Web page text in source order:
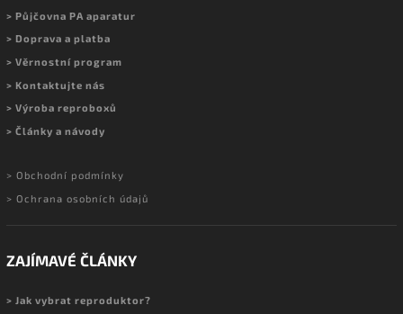
> Půjčovna PA aparatur
> Doprava a platba
> Věrnostní program
> Kontaktujte nás
> Výroba reproboxů
> Články a návody
> Obchodní podmínky
> Ochrana osobních údajů
ZAJÍMAVÉ ČLÁNKY
> Jak vybrat reproduktor?